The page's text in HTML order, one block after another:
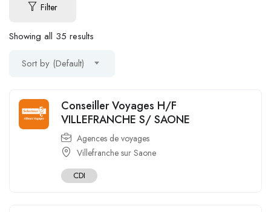
Filter
Showing all 35 results
Sort by (Default)
Conseiller Voyages H/F
VILLEFRANCHE S/ SAONE
Agences de voyages
Villefranche sur Saone
CDI